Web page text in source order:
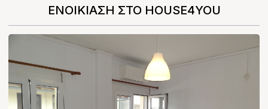
ΕΝΟΙΚΙΑΣΗ ΣΤΟ HOUSE4YOU